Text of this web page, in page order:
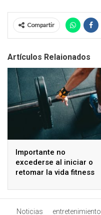
Compartir
Artículos Relaionados
Importante no
excederse al iniciar o
retomar la vida fitness
Noticias entretenimiento